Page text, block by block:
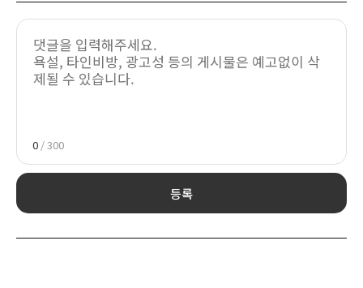
0 / 300
등록